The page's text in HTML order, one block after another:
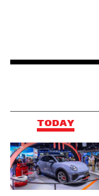
TODAY